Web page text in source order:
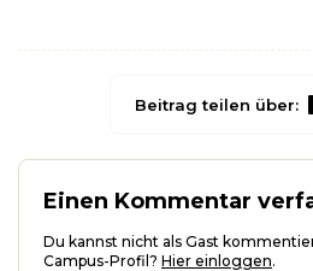
Beitrag teilen über:
Einen Kommentar
Du kannst nicht als Gast
Campus-Profil? Hier einloggen.